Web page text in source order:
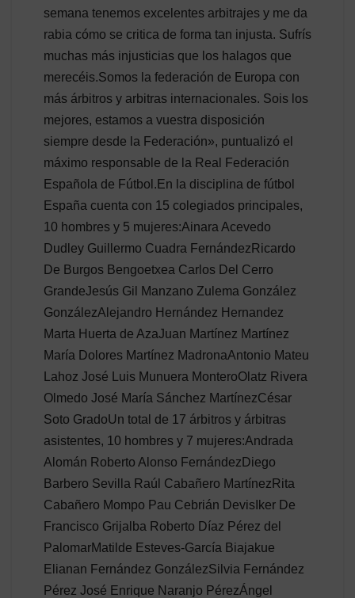
semana tenemos excelentes arbitrajes y me da
rabia cómo se critica de forma tan injusta. Sufrís
muchas más injusticias que los halagos que
merecéis.Somos la federación de Europa con
más árbitros y arbitras internacionales. Sois los
mejores, estamos a vuestra disposición
siempre desde la Federación», puntualizó el
máximo responsable de la Real Federación
Española de Fútbol.En la disciplina de fútbol
España cuenta con 15 colegiados principales,
10 hombres y 5 mujeres:Ainara Acevedo
Dudley Guillermo Cuadra FernándezRicardo
De Burgos Bengoetxea Carlos Del Cerro
GrandeJesús Gil Manzano Zulema González
GonzálezAlejandro Hernández Hernandez
Marta Huerta de AzaJuan Martínez Martínez
María Dolores Martínez MadronaAntonio Mateu
Lahoz José Luis Munuera MonteroOlatz Rivera
Olmedo José María Sánchez MartínezCésar
Soto GradoUn total de 17 árbitros y árbitras
asistentes, 10 hombres y 7 mujeres:Andrada
Alomán Roberto Alonso FernándezDiego
Barbero Sevilla Raúl Cabañero MartínezRita
Cabañero Mompo Pau Cebrián DevisIker De
Francisco Grijalba Roberto Díaz Pérez del
PalomarMatilde Esteves-García Biajakue
Elianan Fernández GonzálezSilvia Fernández
Pérez José Enrique Naranjo PérezÁngel